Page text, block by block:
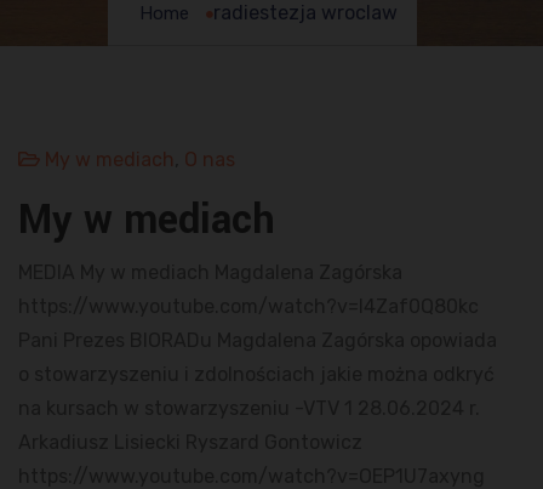
Home radiestezja wroclaw
My w mediach O nas
My w mediach